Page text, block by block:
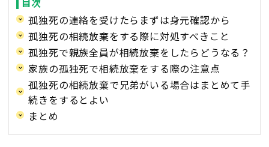
孤独死の連絡を受けたらまずは身元確認から
孤独死の相続放棄をする際に対処すべきこと
孤独死で親族全員が相続放棄をしたらどうなる？
家族の孤独死で相続放棄をする際の注意点
孤独死の相続放棄で兄弟がいる場合はまとめて手
続きをするとよい
まとめ